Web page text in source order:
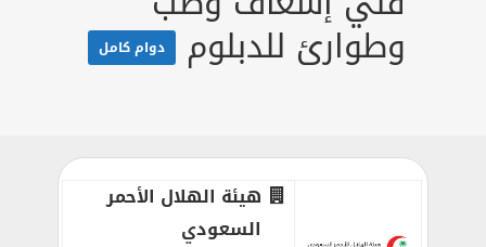
وطوارئ للدبلوم دوام كامل
هيئة الهلال الأحمر
السعودي